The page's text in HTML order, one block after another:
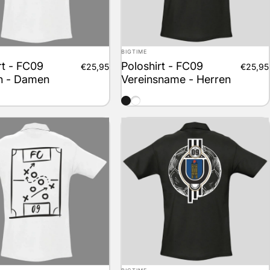
- FC09
- Damen
€25,95
Anbieter:
BIGTIME
Poloshirt - FC09
Vereinsname - Herren
€25,95
schwarz
weiss